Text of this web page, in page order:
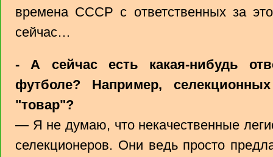
времена СССР с ответственных за
сейчас…
- А сейчас есть какая-нибудь
футболе? Например,
"товар"?
— Я не думаю, что некачественные
селекционеров. Они ведь просто